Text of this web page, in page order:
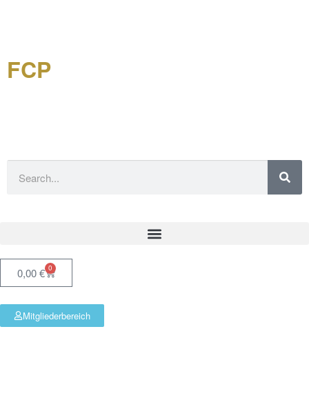
FCP
0,00€ 0
Mitgliederbereich